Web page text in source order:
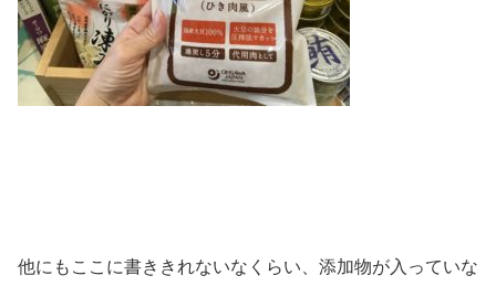
他にもここに書ききれないなくらい、添加物が入っていな